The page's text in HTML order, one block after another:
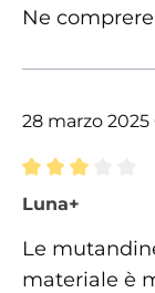
Ne
28 marzo 2025
Recensione
Luna+
Le
materiale è